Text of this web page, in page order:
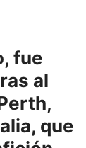
fue
al
que